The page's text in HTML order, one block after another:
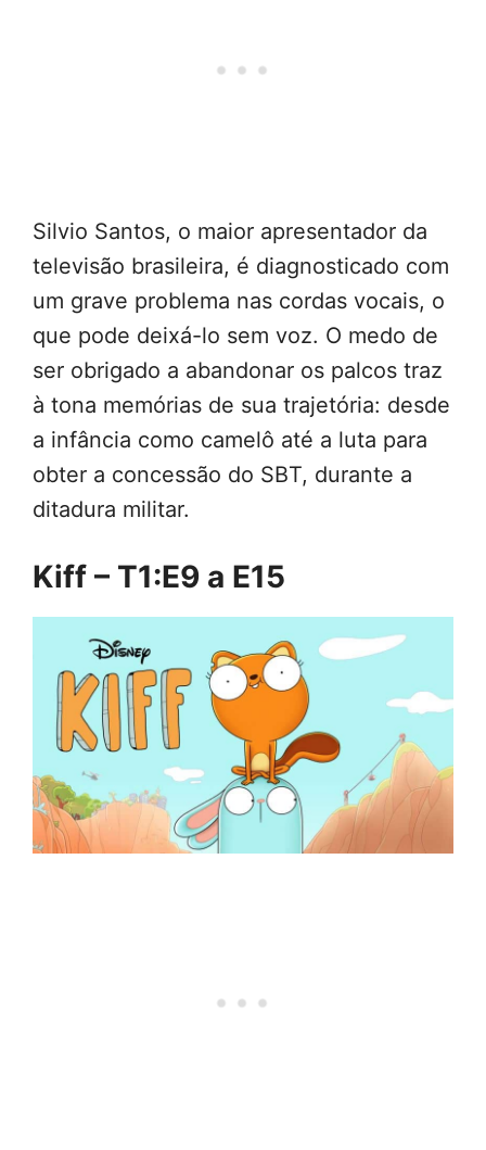
Silvio Santos, o maior apresentador da
televisão brasileira, é diagnosticado com
um grave problema nas cordas vocais, o
que pode deixá-lo sem voz. O medo de
ser obrigado a abandonar os palcos traz
à tona memórias de sua trajetória: desde
a infância como camelô até a luta para
obter a concessão do SBT, durante a
ditadura militar.
Kiff – T1:E9 a E15